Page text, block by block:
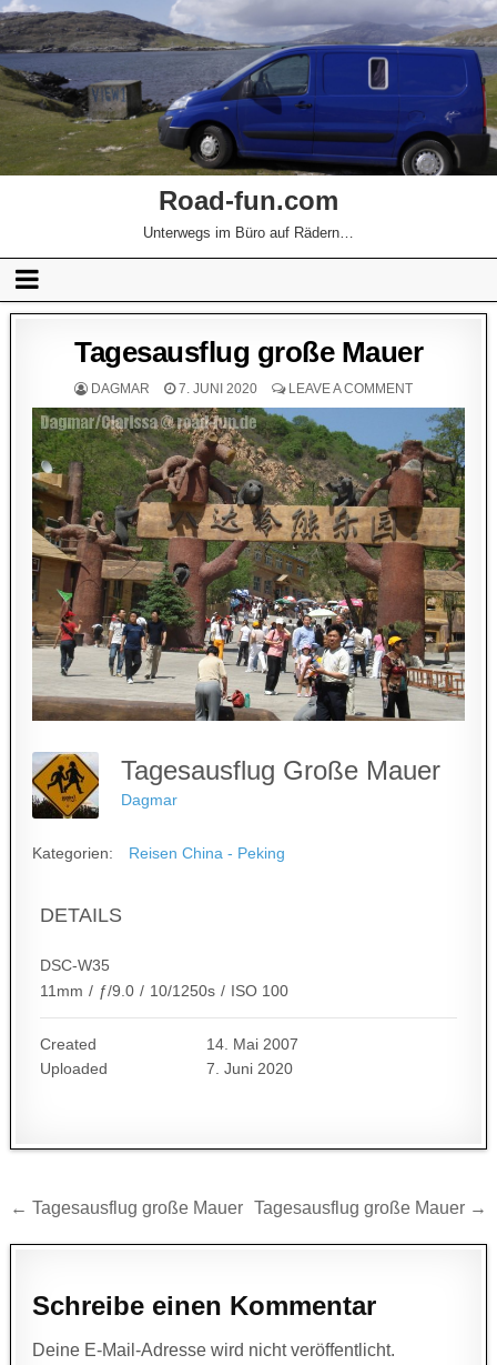
Road-fun.com
Unterwegs im Büro auf Rädern…
Tagesausflug große Mauer
DAGMAR 7. JUNI 2020 LEAVE A COMMENT
Tagesausflug Große Mauer
Dagmar
Kategorien: Reisen China - Peking
DETAILS
DSC-W35
11mm / ƒ/9.0 / 10/1250s / ISO 100
Created
14. Mai 2007
Uploaded
7. Juni 2020
Beitragsnavigation
← Tagesausflug große Mauer Tagesausflug große Mauer →
Schreibe einen Kommentar
Deine E-Mail-Adresse wird nicht veröffentlicht.